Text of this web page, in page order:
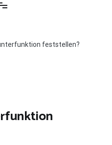
feststellen?